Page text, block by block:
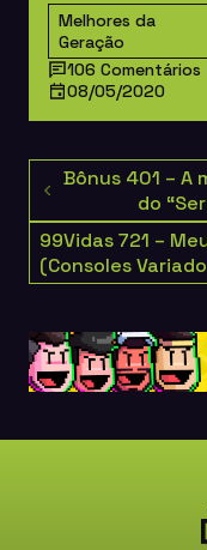
Melhores da
Geração
106 Comentários
08/05/2020
Bônus 401 – A
do
99Vidas 721 –
(Consoles